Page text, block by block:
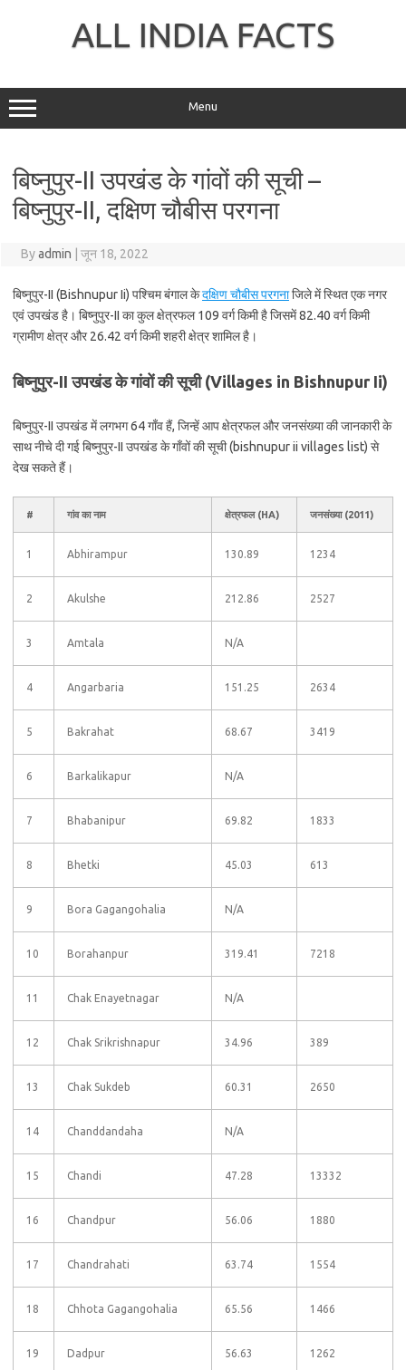
ALL INDIA FACTS
Menu
बिष्नुपुर-II उपखंड के गांवों की सूची –
बिष्नुपुर-II, दक्षिण चौबीस परगना
Byadmin जून 18, 2022
बिष्नुपुर-II (Bishnupur Ii) पश्चिम बंगाल केदक्षिण चौबीस परगनाजिले में स्थित एक नगर
एवं उपखंड है। बिष्नुपुर-II का कुल क्षेत्रफल 109 वर्ग किमी है जिसमें 82.40 वर्ग किमी
ग्रामीण क्षेत्र और 26.42 वर्ग किमी शहरी क्षेत्र शामिल है।
बिष्नुपुर-II उपखंड के गांवों की सूची (Villages in Bishnupur Ii)
बिष्नुपुर-II उपखंड में लगभग 64 गाँव हैं, जिन्हें आप क्षेत्रफल और जनसंख्या की जानकारी के
साथ नीचे दी गई बिष्नुपुर-II उपखंड के गाँवों की सूची (bishnupur ii villages list) से
देख सकते हैं।
# गांव का नाम क्षेत्रफल (HA) जनसंख्या (2011)
1 Abhirampur 130.89 1234
2 Akulshe 212.86 2527
3 Amtala N/A
4 Angarbaria 151.25 2634
5 Bakrahat 68.67 3419
6 Barkalikapur N/A
7 Bhabanipur 69.82 1833
8 Bhetki 45.03 613
9 Bora Gagangohalia N/A
10 Borahanpur 319.41 7218
11 Chak Enayetnagar N/A
12 Chak Srikrishnapur 34.96 389
13 Chak Sukdeb 60.31 2650
14 Chanddandaha N/A
15 Chandi 47.28 13332
16 Chandpur 56.06 1880
17 Chandrahati 63.74 1554
18 Chhota Gagangohalia 65.56 1466
19 Dadpur 56.63 1262